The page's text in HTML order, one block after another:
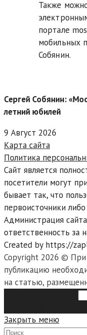
Также
портале
мобильных
Собянин.
Сергей Собянин:
летний юбилей
9 Август 2026
Карта сайта
Политика
Сайт является
посетители могут
бывает так, что
первоисточники
Администрация
ответственность за
Created by https://
Copyright 2026 © При
публикацию
на статью,
Закрыть меню